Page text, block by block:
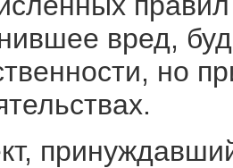
вред,
но